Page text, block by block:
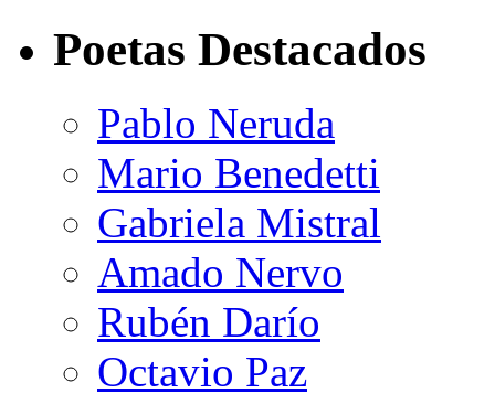
Poetas Destacados
Pablo Neruda
Mario Benedetti
Gabriela Mistral
Amado Nervo
Rubén Darío
Octavio Paz